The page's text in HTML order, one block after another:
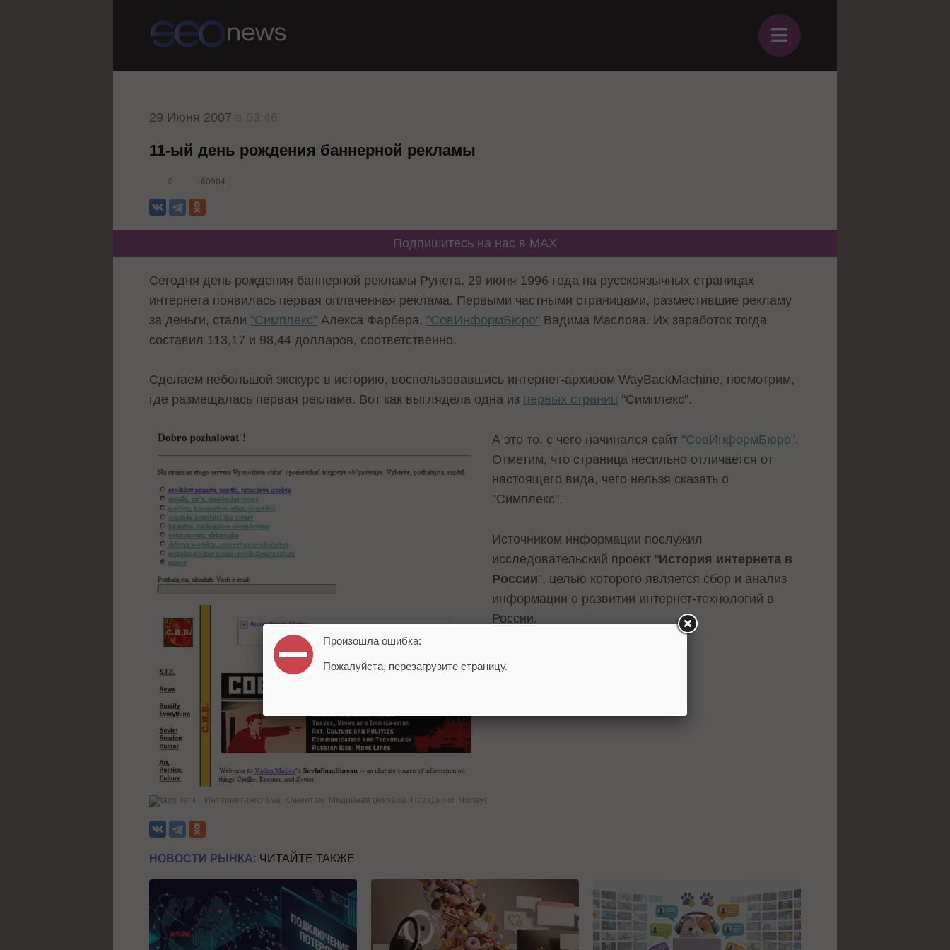
≡
29 Июня 2007
11-ый день рождения баннерной рекламы
0 60904
Подпишитесь на нас в MAX
Сегодня день рождения баннерной рекламы Рунета. 29 июня 1996 года на русскоязычных страницах
интернета появилась первая оплаченная реклама. Первыми частными страницами, разместившие рекламу
за деньги, стали "Симплекс" Алекса Фарбера, "СовИнформБюро" Вадима Маслова. Их заработок тогда
составил 113,17 и 98,44 долларов, соответственно.
Сделаем небольшой экскурс в историю, воспользовавшись интернет-архивомWayBackMachine, посмотрим,
где размещалась первая реклама. Вот как выглядела одна из первых страниц "Симплекс".
А это то, с чего начинался сайт "СовИнформБюро".
Отметим, что страница несильно отличается от
настоящего вида, чего нельзя сказать о
"Симплекс".
Источником информации послужил
исследовательский проект "История интернета в
России", целью которого является сбор и анализ
информации о развитии интернет-технологий в
России.
Теги: Интернет-реклама Клиентам Медийная реклама Праздники Чилаут
НОВОСТИ РЫНКА: ЧИТАЙТЕ ТАКЖЕ
Произошла ошибка:
Пожалуйста, перезагрузите страницу.